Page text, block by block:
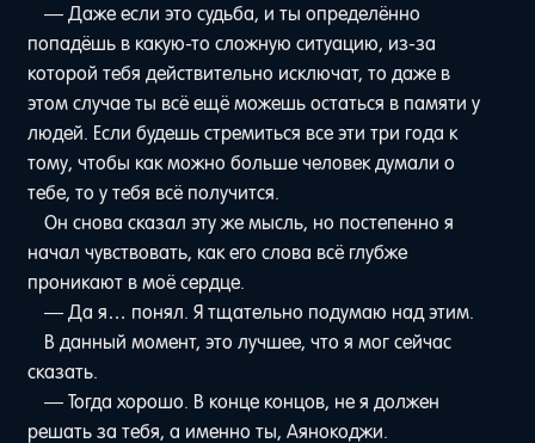
— Даже если это судьба, и ты определённо
попадёшь в какую-то сложную ситуацию, из-за
которой тебя действительно исключат, то даже в
этом случае ты всё ещё можешь остаться в памяти у
людей. Если будешь стремиться все эти три года к
тому, чтобы как можно больше человек думали о
тебе, то у тебя всё получится.
Он снова сказал эту же мысль, но постепенно я
начал чувствовать, как его слова всё глубже
проникают в моё сердце.
— Да я… понял. Я тщательно подумаю над этим.
В данный момент, это лучшее, что я мог сейчас
сказать.
— Тогда хорошо. В конце концов, не я должен
решать за тебя, а именно ты, Аянокоджи.